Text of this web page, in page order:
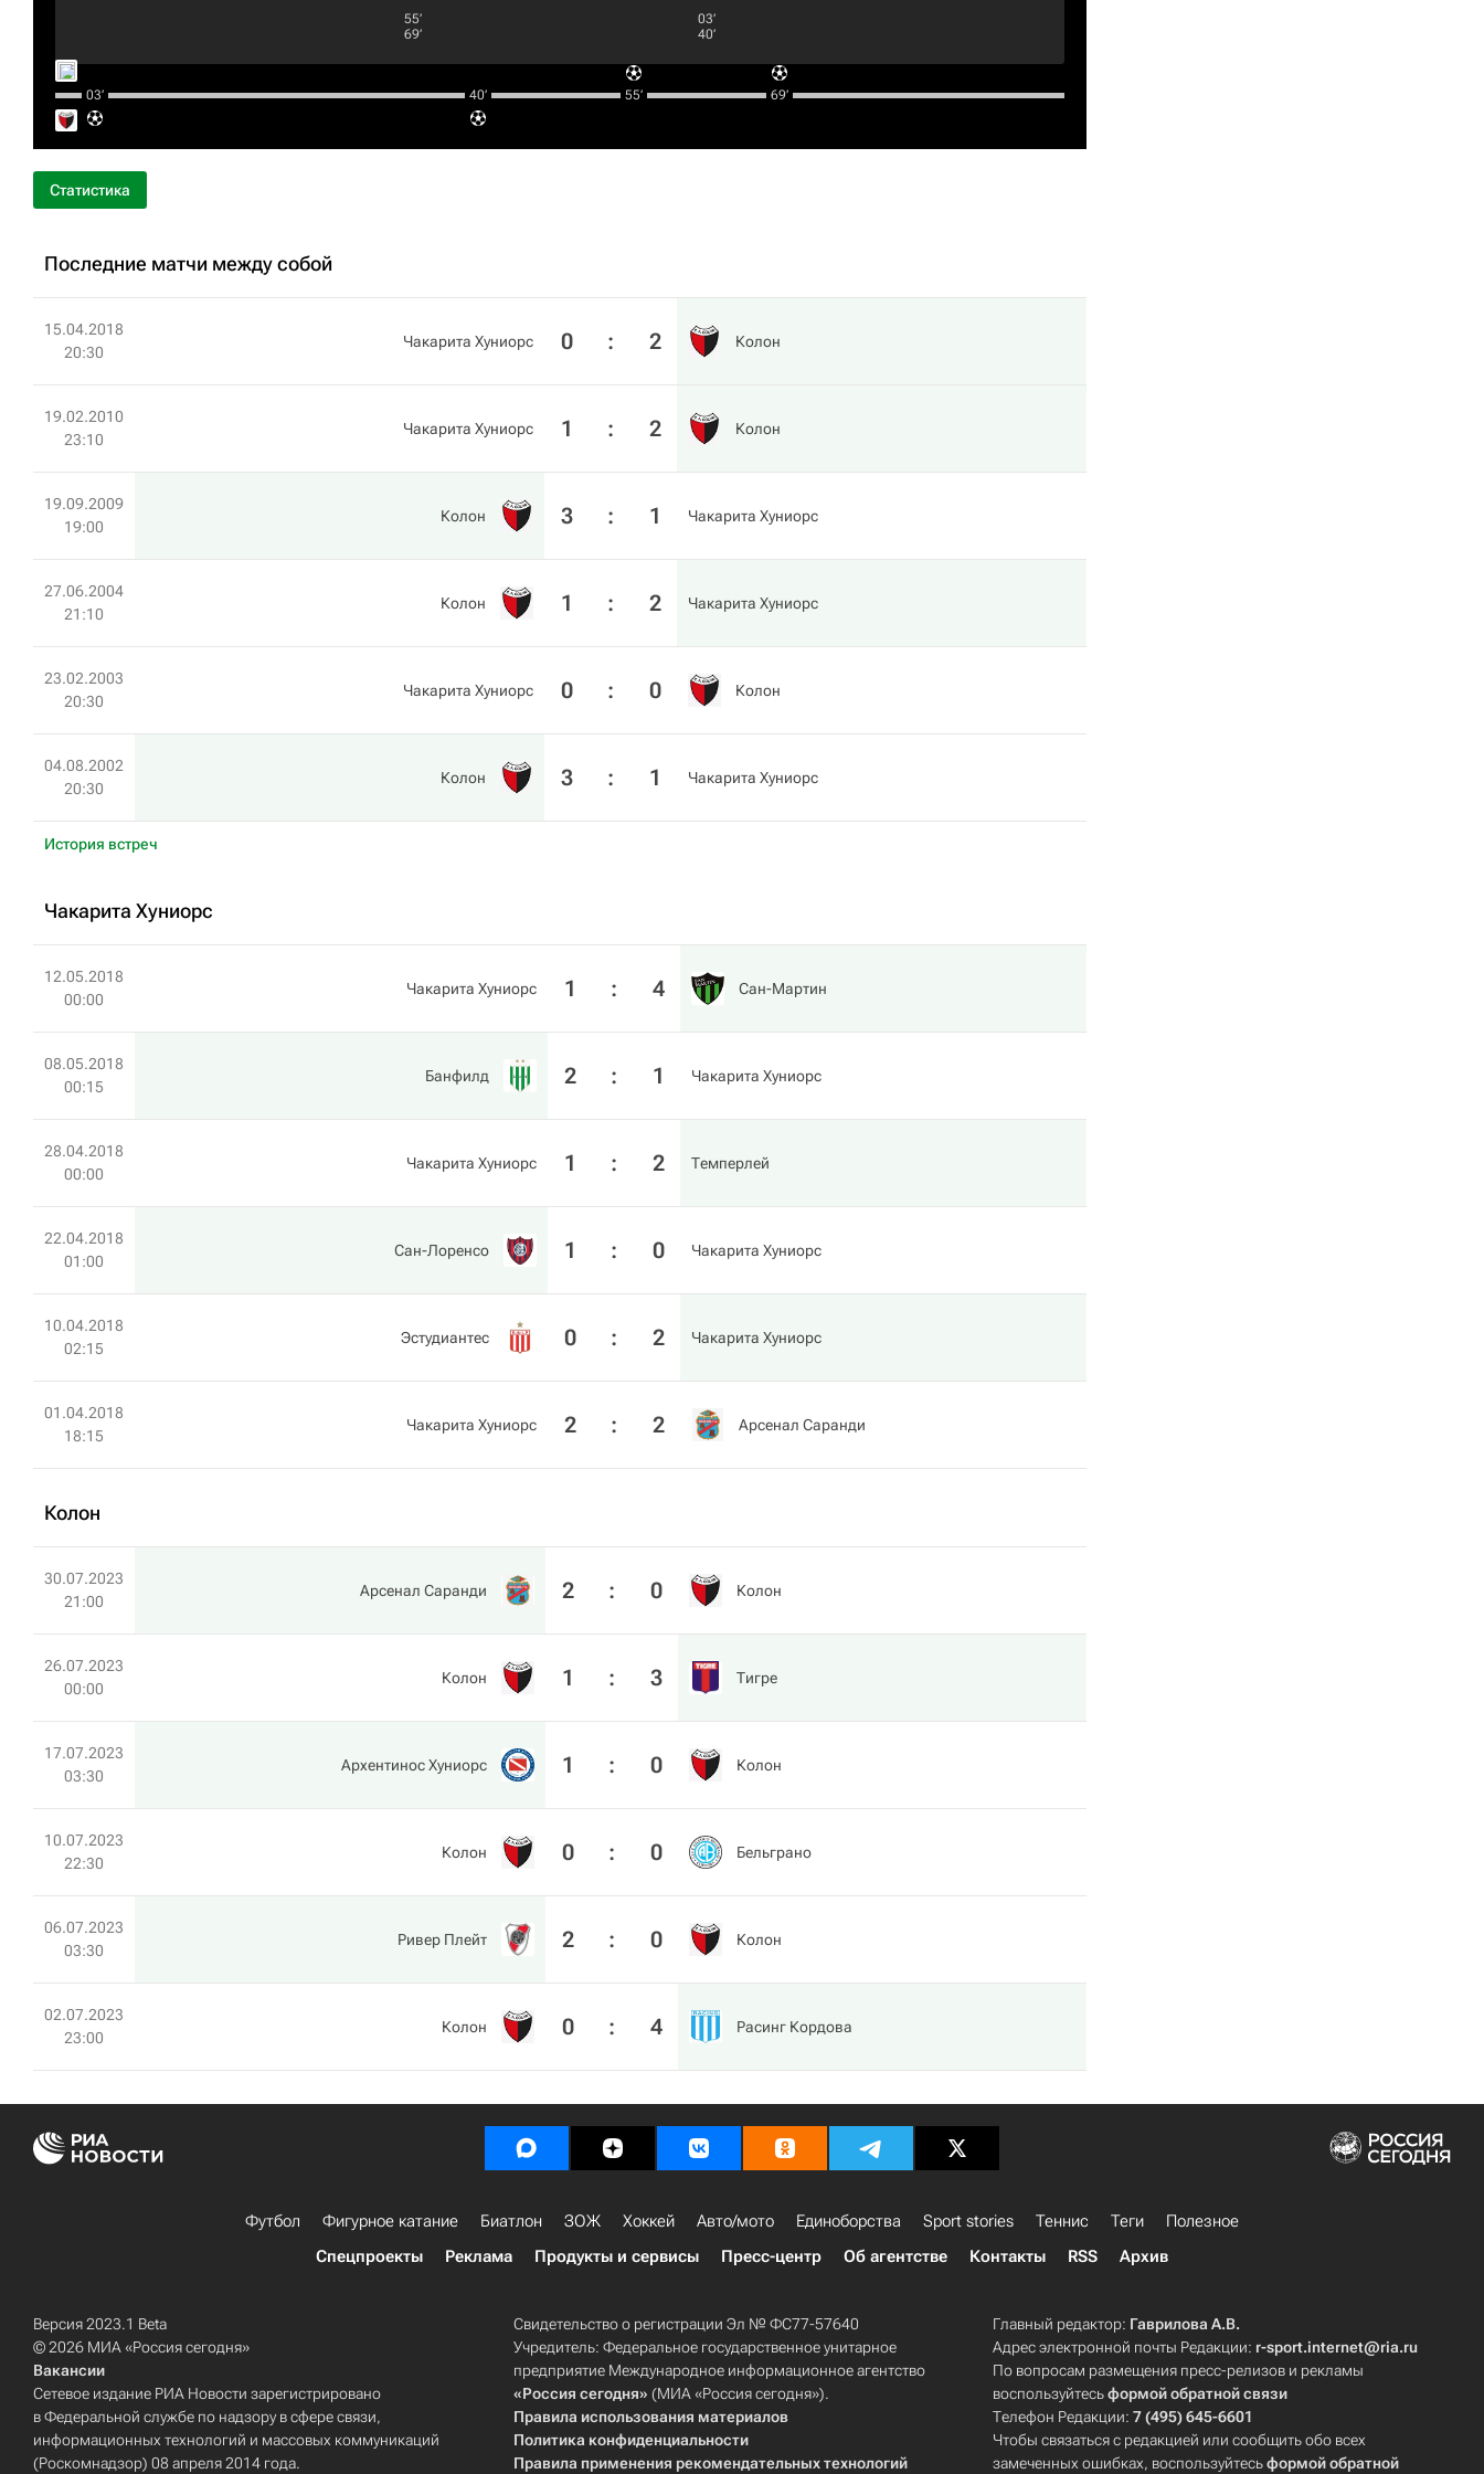
55‎’‎
69‎’‎
03‎’‎
40‎’‎
03‎’‎ 40‎’‎ 55‎’‎ 69‎’‎
Статистика
Последние матчи между собой
15.04.2018
20:30
Чакарита Хуниорс 0 : 2 Колон
19.02.2010
23:10
Чакарита Хуниорс 1 : 2 Колон
19.09.2009
19:00
Колон 3 : 1 Чакарита Хуниорс
27.06.2004
21:10
Колон 1 : 2 Чакарита Хуниорс
23.02.2003
20:30
Чакарита Хуниорс 0 : 0 Колон
04.08.2002
20:30
Колон 3 : 1 Чакарита Хуниорс
История встреч
Чакарита Хуниорс
12.05.2018
00:00
Чакарита Хуниорс 1 : 4 Сан-Мартин
08.05.2018
00:15
Банфилд 2 : 1 Чакарита Хуниорс
28.04.2018
00:00
Чакарита Хуниорс 1 : 2 Темперлей
22.04.2018
01:00
Сан-Лоренсо 1 : 0 Чакарита Хуниорс
10.04.2018
02:15
Эстудиантес 0 : 2 Чакарита Хуниорс
01.04.2018
18:15
Чакарита Хуниорс 2 : 2 Арсенал Саранди
Колон
30.07.2023
21:00
Арсенал Саранди 2 : 0 Колон
26.07.2023
00:00
Колон 1 : 3 Тигре
17.07.2023
03:30
Архентинос Хуниорс 1 : 0 Колон
10.07.2023
22:30
Колон 0 : 0 Бельграно
06.07.2023
03:30
Ривер Плейт 2 : 0 Колон
02.07.2023
23:00
Колон 0 : 4 Расинг Кордова
Футбол Фигурное катание Биатлон ЗОЖ Хоккей Авто/мото Единоборства Sport stories Теннис Теги
Полезное
Спецпроекты
Реклама Продукты и сервисы Пресс-центр Об агентстве Контакты RSS Архив
Версия 2023.1 Beta
© 2026 МИА «Россия сегодня»
Вакансии
Сетевое издание РИА Новости зарегистрировано
в Федеральной службе по надзору в сфере связи,
информационных технологий и массовых коммуникаций
(Роскомнадзор) 08 апреля 2014 года.
Свидетельство о регистрации Эл № ФС77-57640
Учредитель: Федеральное государственное унитарное
предприятие Международное информационное агентство
«Россия сегодня» (МИА «Россия сегодня»).
Правила использования материалов
Политика конфиденциальности
Правила применения рекомендательных технологий
Главный редактор: Гаврилова А.В.
Адрес электронной почты Редакции: r-sport.internet@ria.ru
По вопросам размещения пресс-релизов и рекламы
воспользуйтесьформой обратной связи
Телефон Редакции:7 (495) 645-6601
Чтобы связаться с редакцией или сообщить обо всех
замеченных ошибках, воспользуйтесьформой обратной